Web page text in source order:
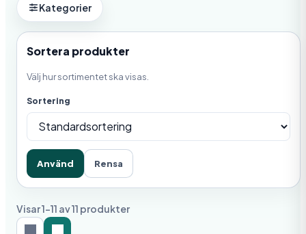
Kategorier
Sortera produkter
Välj hur sortimentet ska visas.
Sortering
Använd Rensa
Visar 1-11 av 11 produkter